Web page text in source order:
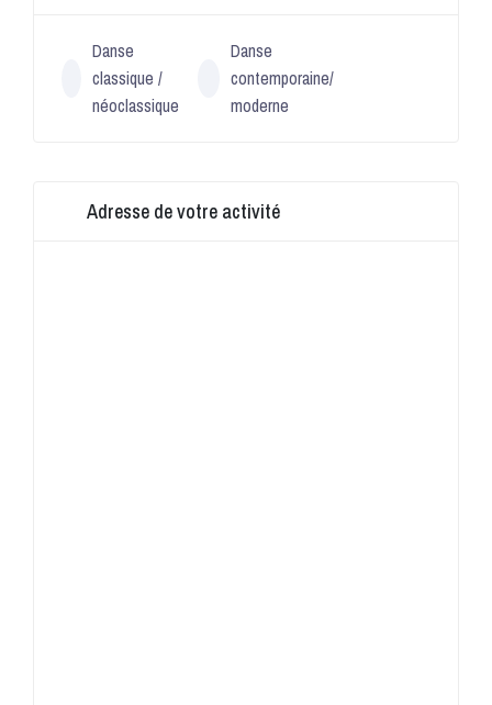
Danse
classique /
néoclassique
Danse
contemporaine/
moderne
Adresse de votre activité